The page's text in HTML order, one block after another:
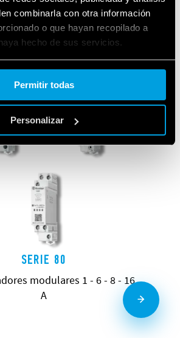
combinarla con otra información
o que hayan recopilado a
hecho de sus servicios.
Permitir todas
Personalizar
SERIES
PRODUCTS
SERIE 80
modulares 1 - 6 - 8 - 16
A